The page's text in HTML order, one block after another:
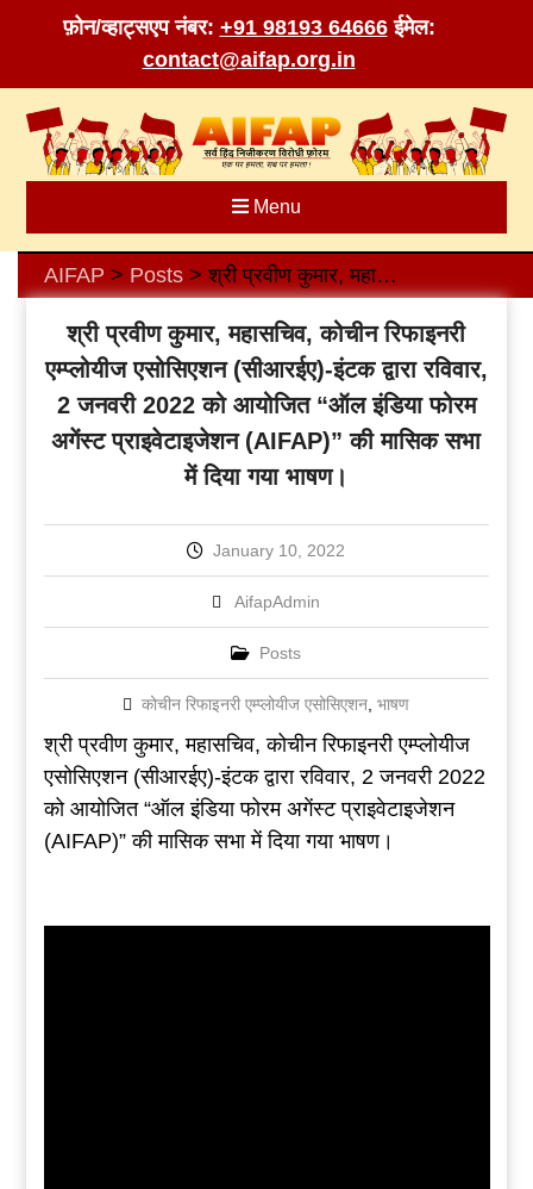
फ़ोन/व्हाट्सएप नंबर: +91 98193 64666 ईमेल:
contact@aifap.org.in
content
Menu
AIFAP > Posts> श्री प्रवीण कुमार, महासचिव, कोचीन रिफाइनरी एम्प्लोयीज एसोसिएशन (सीआरईए)-इंटक द्वारा रविवार, 2 जनवरी 2022 को आयोजित “ऑल इंडिया फोरम अगेंस्ट प्राइवेटाइजेशन (AIFAP)” की मासिक सभा में दिया गया भाषण।
श्री प्रवीण कुमार, महासचिव, कोचीन रिफाइनरी
एम्प्लोयीज एसोसिएशन (सीआरईए)-इंटक द्वारा रविवार,
2 जनवरी 2022 को आयोजित “ऑल इंडिया फोरम
अगेंस्ट प्राइवेटाइजेशन (AIFAP)” की मासिक सभा
में दिया गया भाषण।
January 10, 2022
AifapAdmin
Posts
कोचीन रिफाइनरी एम्प्लोयीज एसोसिएशन,भाषण
श्री प्रवीण कुमार, महासचिव, कोचीन रिफाइनरी एम्प्लोयीज
एसोसिएशन (सीआरईए)-इंटक द्वारा रविवार, 2 जनवरी 2022
को आयोजित “ऑल इंडिया फोरम अगेंस्ट प्राइवेटाइजेशन
(AIFAP)” की मासिक सभा में दिया गया भाषण।